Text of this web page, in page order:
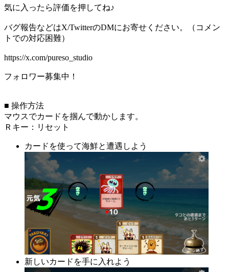
気に入ったら評価を押してね♪
バグ報告などはX/TwitterのDMにお寄せください。（コメン
トでの対応困難）
https://x.com/pureso_studio
フォロワー募集中！
■ 操作方法
マウスでカードを掴んで動かします。
Ｒキー：リセット
カードを使って海鮮と遭遇しよう
新しいカードを手に入れよう